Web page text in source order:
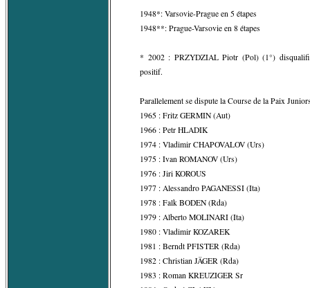
1948*: Varsovie-Prague en 5 étapes
1948**: Prague-Varsovie en 8 étapes
* 2002 : PRZYDZIAL Piotr (Pol) (1°)
positif.
Parallelement se dispute la Course de la Paix
1965 : Fritz GERMIN (Aut)
1966 : Petr HLADIK
1974 : Vladimir CHAPOVALOV (Urs)
1975 : Ivan ROMANOV (Urs)
1976 : Jiri KOROUS
1977 : Alessandro PAGANESSI (Ita)
1978 : Falk BODEN (Rda)
1979 : Alberto MOLINARI (Ita)
1980 : Vladimir KOZAREK
1981 : Berndt PFISTER (Rda)
1982 : Christian JÄGER (Rda)
1983 : Roman KREUZIGER Sr